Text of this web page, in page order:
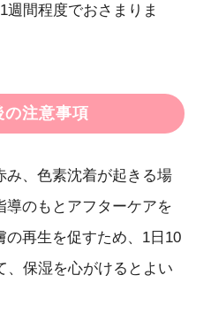
週間程度でおさまりま
の注意事項
み、色素沈着が起きる場
導のもとアフターケアを
の再生を促すため、1日10
、保湿を心がけるとよい